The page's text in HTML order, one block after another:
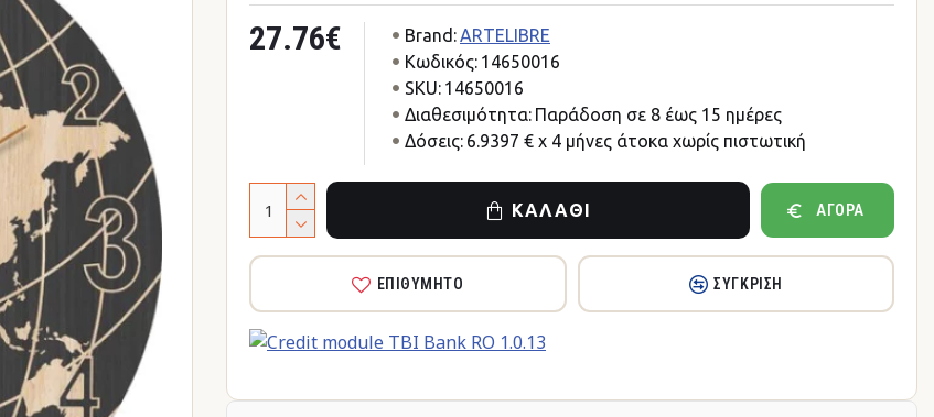
27.76€ Brand:ARTELIBRE
Κωδικός: 14650016
SKU: 14650016
Διαθεσιμότητα: Παράδοση σε 8 έως 15 ημέρες
Δόσεις: 6.9397 € x 4 μήνες άτοκα χωρίς πιστωτική
ΚΑΛΆΘΙ ΑΓΟΡΆ
ΕΠΙΘΥΜΗΤΌ ΣΎΓΚΡΙΣΗ